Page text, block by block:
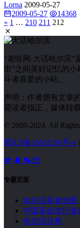
Lorna 2009-05-27
2009-05-27
14368
« 1 … 210 211 212
“老哈网-大话哈尔滨”
市”之间美好记忆的
斗者喜爱的小站。
声明：作者拥有文章
迎读者指正，媒体转
© 2009-2024. All Rights
黑ICP备16001590号-6 |
专题页面
哈尔滨美食地图
中国革命先行者
哈尔滨往事